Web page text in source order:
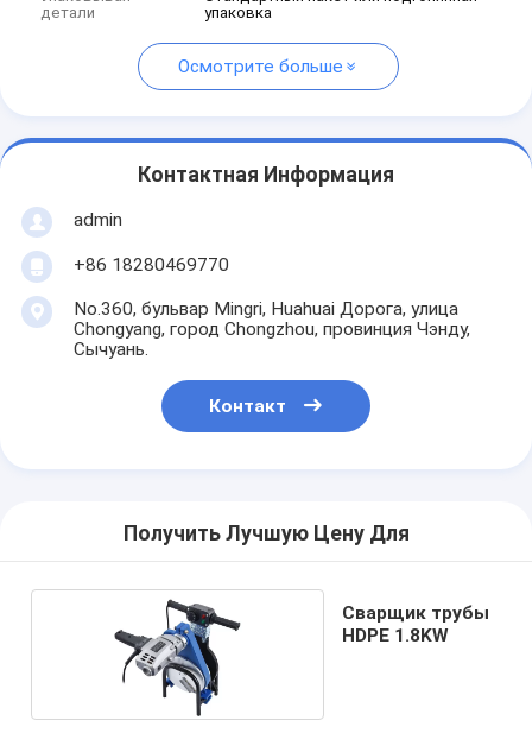
детали
упаковка
Осмотрите больше
Контактная Информация
admin
+86 18280469770
No.360, бульвар Mingri, Huahuai Дорога, улица
Chongyang, город Chongzhou, провинция Чэнду,
Сычуань.
Контакт
Получить Лучшую Цену Для
Сварщик трубы
HDPE 1.8KW